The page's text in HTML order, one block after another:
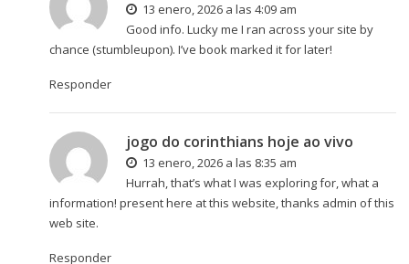
13 enero, 2026 a las 4:09 am
Good info. Lucky me I ran across your site by
chance (stumbleupon). I’ve book marked it for later!
Responder
jogo do corinthians hoje ao vivo
13 enero, 2026 a las 8:35 am
Hurrah, that’s what I was exploring for, what a
information! present here at this website, thanks admin of this
web site.
Responder